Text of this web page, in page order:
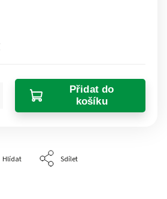
Přidat do
košíku
Hlídat Sdílet